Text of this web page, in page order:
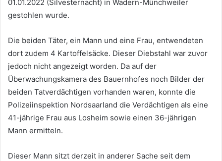
01.01.2022 (Silvesternacht) in Wadern-Münchweiler
gestohlen wurde.
Die beiden Täter, ein Mann und eine Frau, entwendeten
dort zudem 4 Kartoffelsäcke. Dieser Diebstahl war zuvor
jedoch nicht angezeigt worden. Da auf der
Überwachungskamera des Bauernhofes noch Bilder der
beiden Tatverdächtigen vorhanden waren, konnte die
Polizeiinspektion Nordsaarland die Verdächtigen als eine
41-jährige Frau aus Losheim sowie einen 36-jährigen
Mann ermitteln.
Dieser Mann sitzt derzeit in anderer Sache seit dem